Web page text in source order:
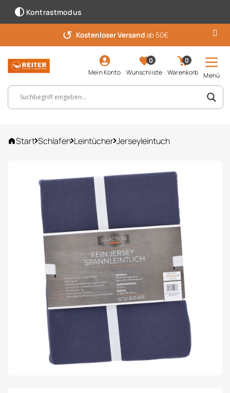
Kontrastmodus
↺ Kostenloser Versandab 50€
Mein Konto
0
Wunschliste
0
Warenkorb
Menü
Suchbegriff, Artikelnummer ...
Start Schlafen Leintücher Jerseyleintuch